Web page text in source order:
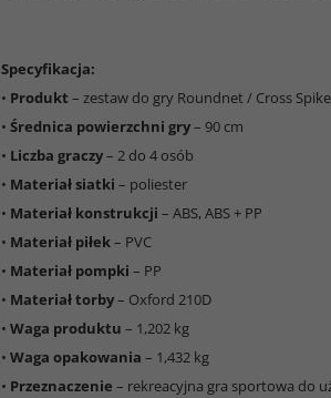
Specyfikacja:
• Produkt – zestaw do gry Roundnet / Cross Spike
• Średnica powierzchni gry– 90 cm
• Liczba graczy– 2 do 4 osób
• Materiał siatki – poliester
• Materiał konstrukcji – ABS, ABS + PP
• Materiał piłek– PVC
• Materiał pompki – PP
• Materiał torby– Oxford 210D
• Waga produktu – 1,202 kg
• Waga opakowania – 1,432 kg
• Przeznaczenie – rekreacyjna gra sportowa do